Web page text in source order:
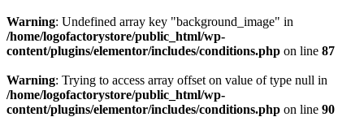
Warning: Undefined array key "background_image" in
/home/logofactorystore/public_html/wp-
content/plugins/elementor/includes/conditions.php on line 87
Warning: Trying to access array offset on value of type null in
/home/logofactorystore/public_html/wp-
content/plugins/elementor/includes/conditions.php on line 90